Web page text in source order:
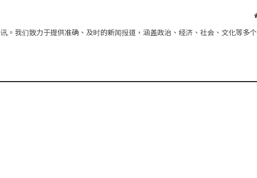
。我们致力于提供准确、及时的新闻报道，涵盖政治、经济、社会、文化等多个